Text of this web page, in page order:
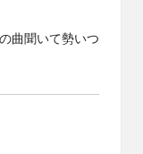
曲聞いて勢いつ